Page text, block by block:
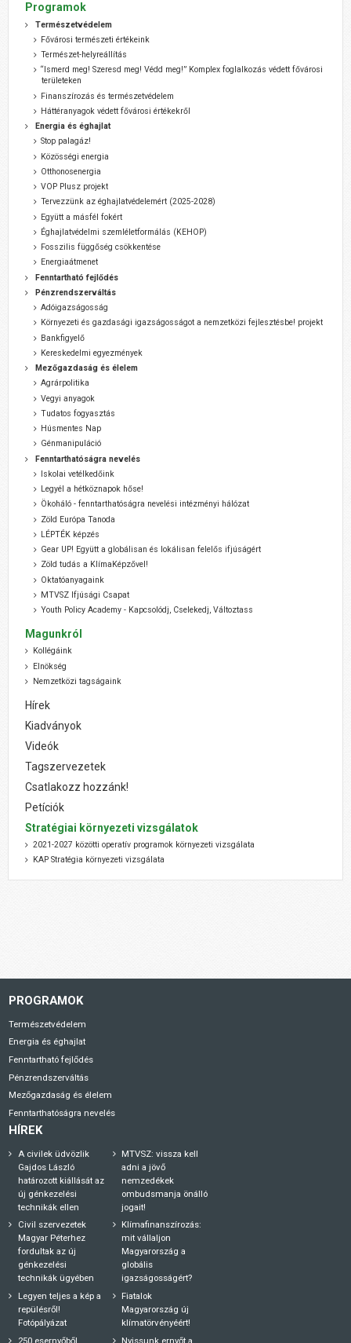
Programok
Természetvédelem
Fővárosi természeti értékeink
Természet-helyreállítás
“Ismerd meg! Szeresd meg! Védd meg!” Komplex foglalkozás védett fővárosi
területeken
Finanszírozás és természetvédelem
Háttéranyagok védett fővárosi értékekről
Energia és éghajlat
Stop palagáz!
Közösségi energia
Otthonosenergia
VOP Plusz projekt
Tervezzünk az éghajlatvédelemért (2025-2028)
Együtt a másfél fokért
Éghajlatvédelmi szemléletformálás (KEHOP)
Fosszilis függőség csökkentése
Energiaátmenet
Fenntartható fejlődés
Pénzrendszerváltás
Adóigazságosság
Környezeti és gazdasági igazságosságot a nemzetközi fejlesztésbe! projekt
Bankfigyelő
Kereskedelmi egyezmények
Mezőgazdaság és élelem
Agrárpolitika
Vegyi anyagok
Tudatos fogyasztás
Húsmentes Nap
Génmanipuláció
Fenntarthatóságra nevelés
Iskolai vetélkedőink
Legyél a hétköznapok hőse!
Ökoháló - fenntarthatóságra nevelési intézményi hálózat
Zöld Európa Tanoda
LÉPTÉK képzés
Gear UP! Együtt a globálisan és lokálisan felelős ifjúságért
Zöld tudás a KlímaKépzővel!
Oktatóanyagaink
MTVSZ Ifjúsági Csapat
Youth Policy Academy - Kapcsolódj, Cselekedj, Változtass
Magunkról
Kollégáink
Elnökség
Nemzetközi tagságaink
Hírek
Kiadványok
Videók
Tagszervezetek
Csatlakozz hozzánk!
Petíciók
Stratégiai környezeti vizsgálatok
2021-2027 közötti operatív programok környezeti vizsgálata
KAP Stratégia környezeti vizsgálata
PROGRAMOK
Természetvédelem
Energia és éghajlat
Fenntartható fejlődés
Pénzrendszerváltás
Mezőgazdaság és élelem
Fenntarthatóságra nevelés
HÍREK
A civilek üdvözlik
Gajdos László
határozott kiállását az
új génkezelési
technikák ellen
Civil szervezetek
Magyar Péterhez
fordultak az új
génkezelési
technikák ügyében
Legyen teljes a kép a
repülésről!
Fotópályázat
250 esernyőből
MTVSZ: vissza kell
adni a jövő
nemzedékek
ombudsmanja önálló
jogait!
Klímafinanszírozás:
mit vállaljon
Magyarország a
globális
igazságosságért?
Fiatalok
Magyarország új
klímatörvényéért!
Nyissunk ernyőt a